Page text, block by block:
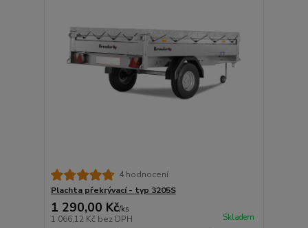
4 hodnocení
Plachta překrývací - typ 3205S
1 290,00 Kč/ks
1 066,12 Kč bez DPH Skladem